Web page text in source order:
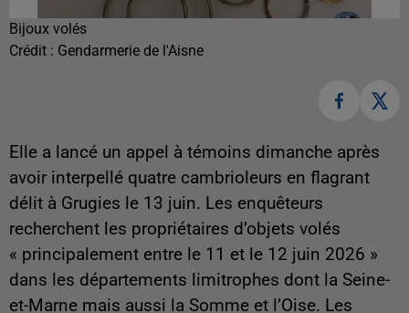
Bijoux volés
Crédit : Gendarmerie de l'Aisne
Elle a lancé un appel à témoins dimanche après
avoir interpellé quatre cambrioleurs en flagrant
délit à Grugies le 13 juin. Les enquêteurs
recherchent les propriétaires d’objets volés
« principalement entre le 11 et le 12 juin 2026 »
dans les départements limitrophes dont la Seine-
et-Marne mais aussi la Somme et l’Oise. Les